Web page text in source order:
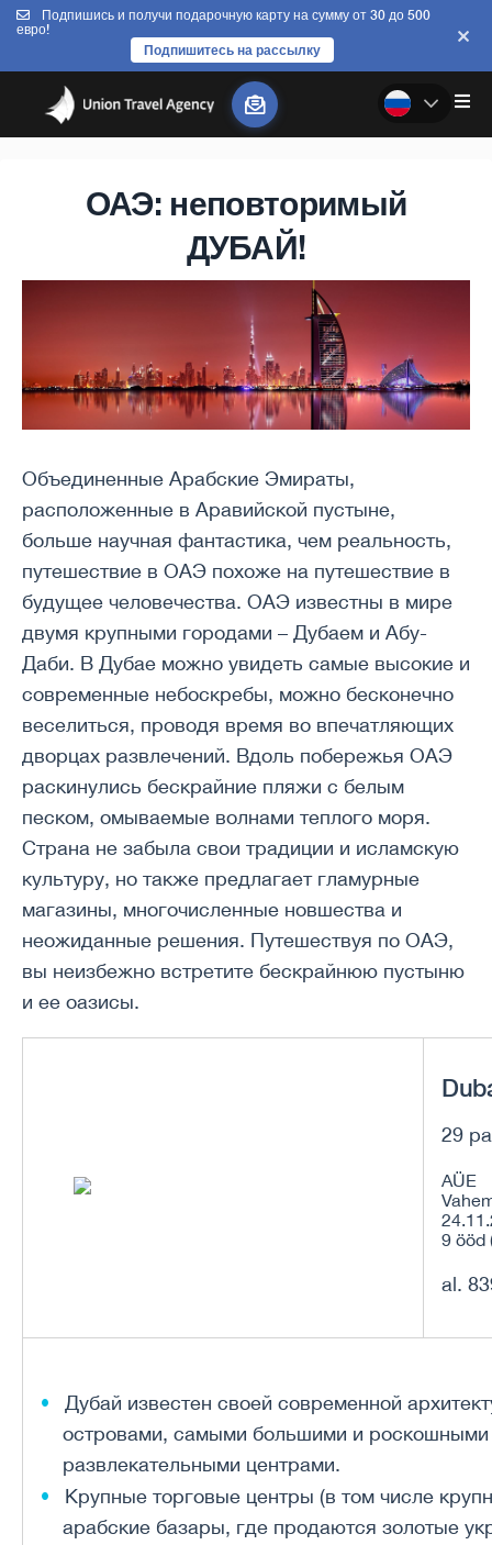
Подпишись и получи подарочную карту на сумму от 30 до 500
евро!
Подпишитесь на рассылку
ОАЭ: неповторимый
ДУБАЙ!
Объединенные Арабские Эмираты,
расположенные в Аравийской пустыне,
больше научная фантастика, чем реальность,
путешествие в ОАЭ похоже на путешествие в
будущее человечества. ОАЭ известны в мире
двумя крупными городами – Дубаем и Абу-
Даби. В Дубае можно увидеть самые высокие и
современные небоскребы, можно бесконечно
веселиться, проводя время во впечатляющих
дворцах развлечений. Вдоль побережья ОАЭ
раскинулись бескрайние пляжи с белым
песком, омываемые волнами теплого моря.
Страна не забыла свои традиции и исламскую
культуру, но также предлагает гламурные
магазины, многочисленные новшества и
неожиданные решения. Путешествуя по ОАЭ,
вы неизбежно встретите бескрайнюю пустыню
и ее оазисы.
29
AÜE
9 ööd
al.
Дубай известен своей современной
островами, самыми большими и роскошными
развлекательными центрами.
Крупные торговые центры (в том числе
арабские базары, где продаются золотые